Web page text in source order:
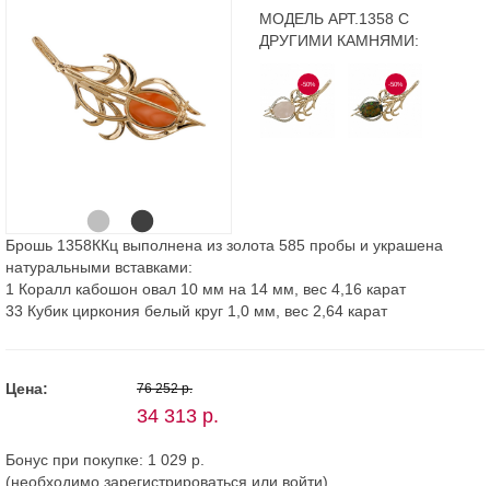
МОДЕЛЬ АРТ.1358 С
ДРУГИМИ КАМНЯМИ:
-50% -50%
Брошь 1358ККц выполнена из золота 585 пробы и украшена
натуральными вставками:
1 Коралл кабошон овал 10 мм на 14 мм, вес 4,16 карат
33 Кубик циркония белый круг 1,0 мм, вес 2,64 карат
Цена: 76 252 р.
34 313 р.
Бонус при покупке: 1 029 р.
(необходимо зарегистрироваться или войти)